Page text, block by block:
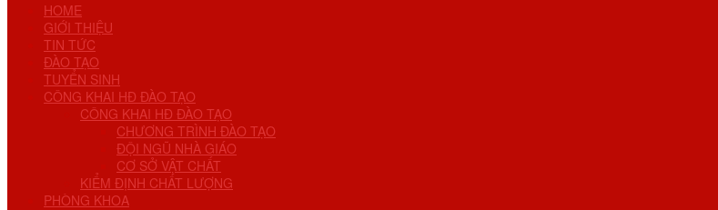
HOME
GIỚI THIỆU
TIN TỨC
ĐÀO TẠO
TUYỂN SINH
CÔNG KHAI HĐ ĐÀO TẠO
CÔNG KHAI HĐ ĐÀO TẠO
CHƯƠNG TRÌNH ĐÀO TẠO
ĐỘI NGŨ NHÀ GIÁO
CƠ SỞ VẬT CHẤT
KIỂM ĐỊNH CHẤT LƯỢNG
PHÒNG KHOA